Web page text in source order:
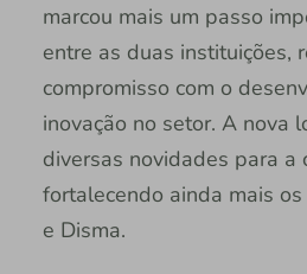
marcou mais um passo
entre as duas instituições,
compromisso com o
inovação no setor. A nova
diversas novidades para a
fortalecendo ainda mais
e Disma.